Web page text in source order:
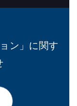
ン」に関す